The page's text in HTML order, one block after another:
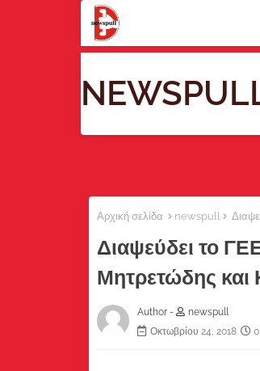
Αρχική σελίδα newspull
Διαψεύδει το
Μητρετώδης και
Author -
newspull
Οκτωβρίου 24, 2018